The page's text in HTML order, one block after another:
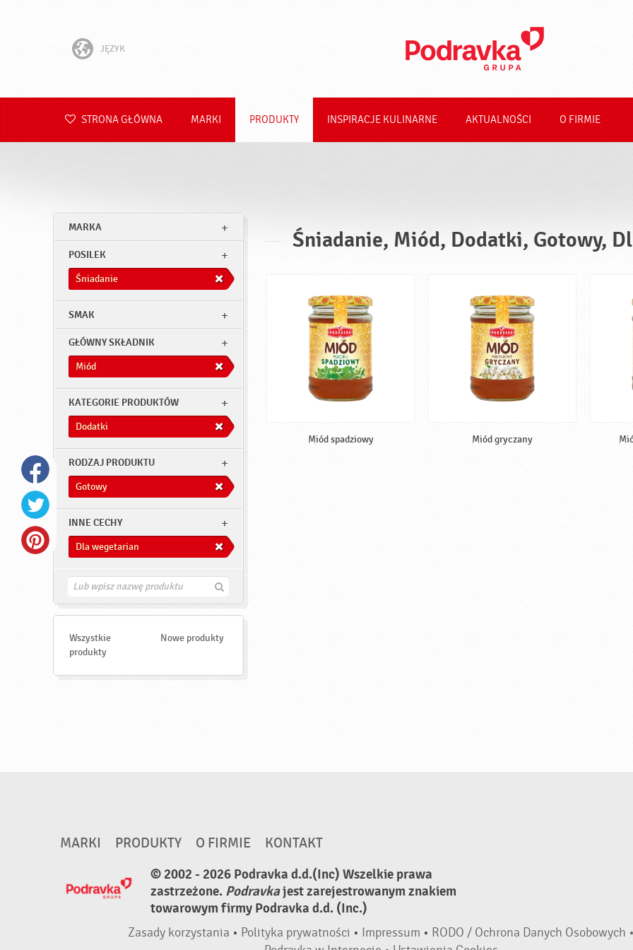
JĘZYK
Hrvatski
Română
Deutsch
STRONA GŁÓWNA MARKI PRODUKTY INSPIRACJE KULINARNE AKTUALNOŚCI O FIRMIE
MARKA
POSILEK
Śniadanie
SMAK
GŁÓWNY SKŁADNIK
Miód
KATEGORIE PRODUKTÓW
Dodatki
RODZAJ PRODUKTU
Gotowy
INNE CECHY
Dla wegetarian
Z
d
Wszystkie
produkty
Nowe produkty
Śniadanie, Miód, Dodatki, Gotowy,
Miód spadziowy Miód gryczany
MARKI PRODUKTY O FIRMIE
KONTAKT
© 2002 - 2026 Podravka d.d.(Inc) Wszelkie prawa
zastrzeżone. Podravkajest zarejestrowanym znakiem
towarowym firmy Podravka d.d. (Inc.)
Zasady korzystania • Polityka prywatności • Impressum • RODO / Ochrona Danych Osobowych •